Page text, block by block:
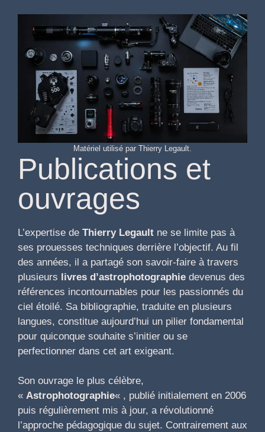
Matériel utilisé par Thierry Legault.
Publications et
ouvrages
L’expertise de Thierry Legault ne se limite pas à
ses prouesses techniques derrière l’objectif. Au fil
des années, il a partagé son savoir-faire à travers
plusieurs livres d’astrophotographie devenus des
références incontournables pour les passionnés du
ciel étoilé. Sa bibliographie, traduite en plusieurs
langues, constitue aujourd’hui un pilier fondamental
pour quiconque souhaite s’initier ou se
perfectionner dans cet art exigeant.
Son ouvrage le plus célèbre,
« Astrophotographie« , publié initialement en 2006
puis régulièrement mis à jour, a révolutionné
l’approche pédagogique du sujet. Contrairement aux